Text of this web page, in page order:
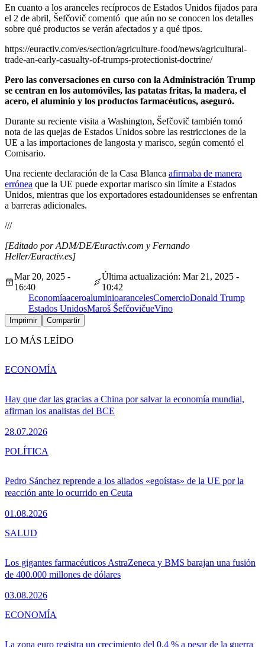
En cuanto a los aranceles recíprocos de Estados Unidos fijados para
el 2 de abril, Šefčovič comentó que aún no se conocen los detalles
sobre qué productos se verán afectados y a qué tipos.
https://euractiv.com/es/section/agriculture-food/news/agricultural-
trade-an-early-casualty-of-trumps-protectionist-doctrine/
Pero las conversaciones en curso con la Administración Trump
se centran en los automóviles, las patatas fritas, la madera, el
acero, el aluminio y los productos farmacéuticos, aseguró.
Durante su reciente visita a Washington, Šefčovič también tomó
nota de las quejas de Estados Unidos sobre las restricciones de la
UE a las importaciones de langosta y marisco, según comentó el
Comisario.
Una reciente declaración de la Casa Blanca afirmaba de manera
errónea que la UE puede exportar marisco sin límite a Estados
Unidos, mientras que los exportadores estadounidenses se enfrentan
a barreras adicionales.
///
[Editado por ADM/DE/Euractiv.com y Fernando
Heller/Euractiv.es]
Mar 20, 2025 -
16:40
Última actualización: Mar 21, 2025 -
10:42
EconomíaaceroaluminioarancelesComercioDonald Trump
Estados UnidosMaroš ŠefčovičueVino
Imprimir Compartir
LO MÁS LEÍDO
Hay que dar las gracias a China por salvar la economía mundial,
afirman los analistas del BCE
28.07.2026
ECONOMÍA
Pedro Sánchez reprende a los aliados «egoístas» de la UE por la
reacción ante lo ocurrido en Ceuta
01.08.2026
POLÍTICA
Los gigantes farmacéuticos AstraZeneca y BMS barajan una fusión
de 400.000 millones de dólares
03.08.2026
SALUD
La zona euro registra un crecimiento del 0,4 % a pesar de la guerra
ECONOMÍA